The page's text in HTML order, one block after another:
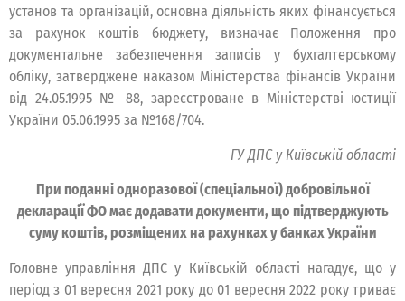
установ та організацій, основна діяльність яких фінансується
за рахунок коштів бюджету, визначає Положення про
документальне забезпечення записів у бухгалтерському
обліку, затверджене наказом Міністерства фінансів України
від 24.05.1995 № 88, зареєстроване в Міністерстві юстиції
України 05.06.1995 за №168/704.
ГУ ДПС у Київській області
При поданні одноразової (спеціальної) добровільної
декларації ФО має додавати документи, що підтверджують
суму коштів, розміщених на рахунках у банках України
Головне управління ДПС у Київській області нагадує, що у
період з 01 вересня 2021 року до 01 вересня 2022 року триває